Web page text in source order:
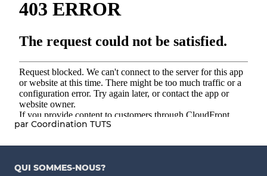
par Coordination TUTS
QUI SOMMES-NOUS?